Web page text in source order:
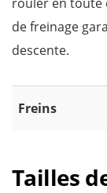
rouler en toute
de freinage
descente.
Freins
Tailles